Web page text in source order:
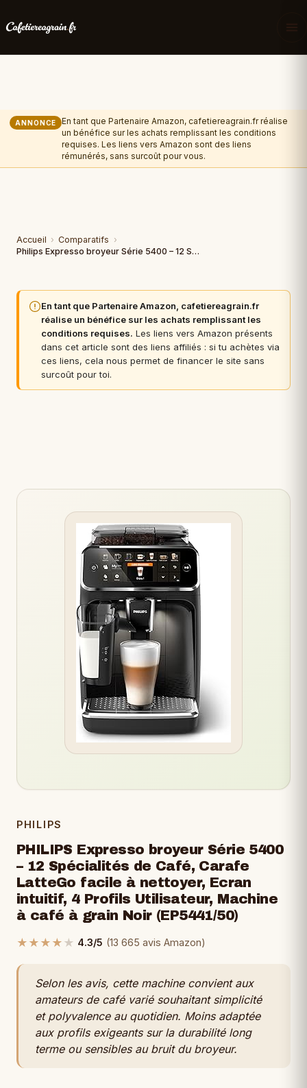
ANNONCE
En tant que Partenaire Amazon, cafetiereagrain.fr réalise
un bénéfice sur les achats remplissant les conditions
requises. Les liens vers Amazon sont des liens
rémunérés, sans surcoût pour vous.
Accueil › Comparatifs ›
Philips Expresso broyeur Série 5400 – 12 Spécialités de Café
En tant que Partenaire Amazon, cafetiereagrain.fr
réalise un bénéfice sur les achats remplissant les
conditions requises. Les liens vers Amazon présents
dans cet article sont des liens affiliés : si tu achètes via
ces liens, cela nous permet de financer le site sans
surcoût pour toi.
PHILIPS
PHILIPS Expresso broyeur Série 5400
– 12 Spécialités de Café, Carafe
LatteGo facile à nettoyer, Ecran
intuitif, 4 Profils Utilisateur, Machine
à café à grain Noir (EP5441/50)
★ ★ ★ ★ ★ 4.3/5 (13 665 avis Amazon)
Selon les avis, cette machine convient aux
amateurs de café varié souhaitant simplicité
et polyvalence au quotidien. Moins adaptée
aux profils exigeants sur la durabilité long
terme ou sensibles au bruit du broyeur.